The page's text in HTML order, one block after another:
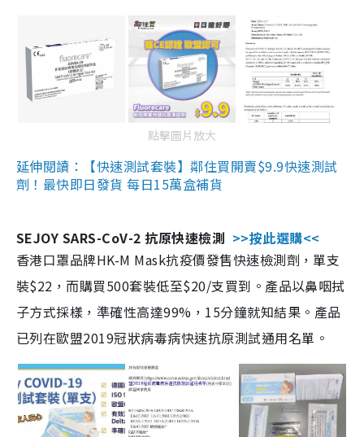
點擊圖片放大
延伸閱讀：【快速測試套裝】鄰住買開賣$9.9快速測試
劑！最快即日發貨 每日15萬盒補貨
SEJOY SARS-CoV-2 抗原快速檢測 >>按此選購<<
香港口罩品牌HK-M Mask抗疫價發售快速檢測劑，單支
裝$22，而購買500套裝低至$20/支買到。產品以鼻咽拭
子方式採樣，準確性高達99%，15分鐘就知結果。產品
已列在歐盟2019冠狀病毒病快速抗原測試通用名單。